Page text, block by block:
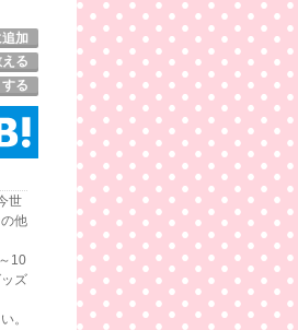
加
る
る
世
他
10
ズ
。